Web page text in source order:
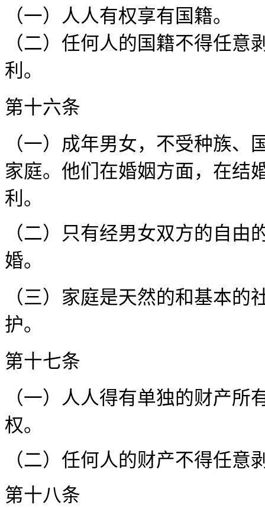
（一）人人有权
（二）任何人的国籍不得任
利。
第十
（一）成年男女，不受种族
家庭。他们在婚姻方面，在结
利。
（二）只有经男女双方的自由
婚。
（三）家庭是天然的和基本
护。
第十
（一）人人得有单独的财产所
权。
（二）任何人的财
第十